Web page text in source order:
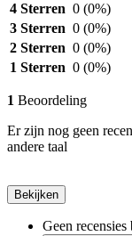
4 Sterren 0 (0%)
3 Sterren 0 (0%)
2 Sterren 0 (0%)
1 Sterren 0 (0%)
1 Beoordeling
Er zijn nog geen
andere taal
Bekijken
Geen recensies